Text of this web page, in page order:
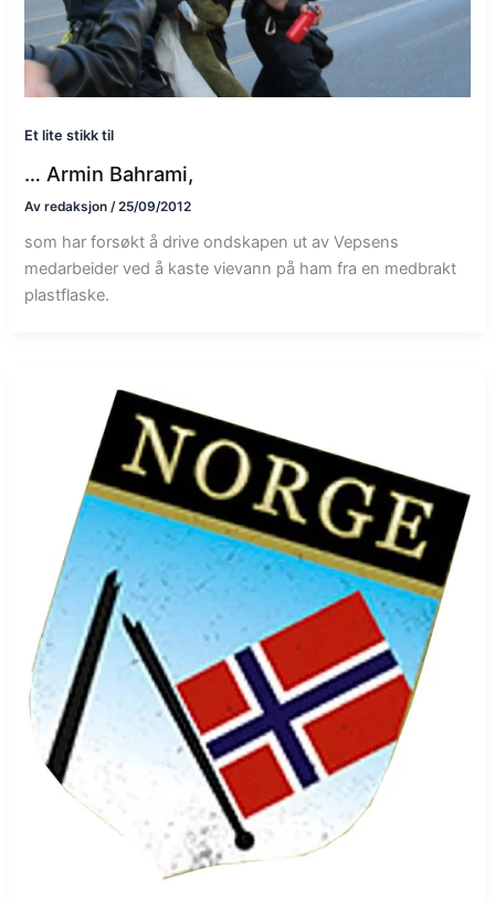
Et lite stikk til
… Armin Bahrami,
Av redaksjon /25/09/2012
som har forsøkt å drive ondskapen ut av Vepsens
medarbeider ved å kaste vievann på ham fra en medbrakt
plastflaske.